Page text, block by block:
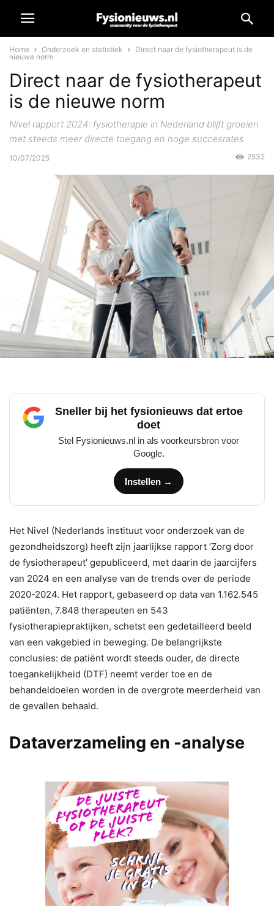
Home Onderzoek en statistiek
Direct naar de fysiotherapeut is de
nieuwe norm
Direct naar de fysiotherapeut
is de nieuwe norm
Nivel rapport 2024: fysiotherapie in Nederland blijft groeien
met steeds meer directe toegang en hoge succesrates
10/07/2025 2532
Sneller bij het fysionieuws dat ertoe
doet
Stel Fysionieuws.nl in als voorkeursbron voor
Google.
Instellen →
Het Nivel (Nederlands instituut voor onderzoek van de
gezondheidszorg) heeft zijn jaarlijkse rapport ‘Zorg door
de fysiotherapeut’ gepubliceerd, met daarin de jaarcijfers
van 2024 en een analyse van de trends over de periode
2020-2024. Het rapport, gebaseerd op data van 1.162.545
patiënten, 7.848 therapeuten en 543
fysiotherapiepraktijken, schetst een gedetailleerd beeld
van een vakgebied in beweging. De belangrijkste
conclusies: de patiënt wordt steeds ouder, de directe
toegankelijkheid (DTF) neemt verder toe en de
behandeldoelen worden in de overgrote meerderheid van
de gevallen behaald.
Dataverzameling en -analyse